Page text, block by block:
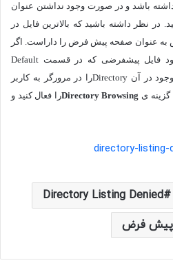
باشد و در صورت وجود نداشتن عنوان
در نظر داشته باشید که بالاترین فایل در
به عنوان صفحه پیش فرض را داراست. اگر
فایل پیشفرضی که در قسمت Default
در آن Directoryرا در مرورگر به کاربر
ی Directory Browsingرا فعال کنید و
Directory Listing Denied
فرض